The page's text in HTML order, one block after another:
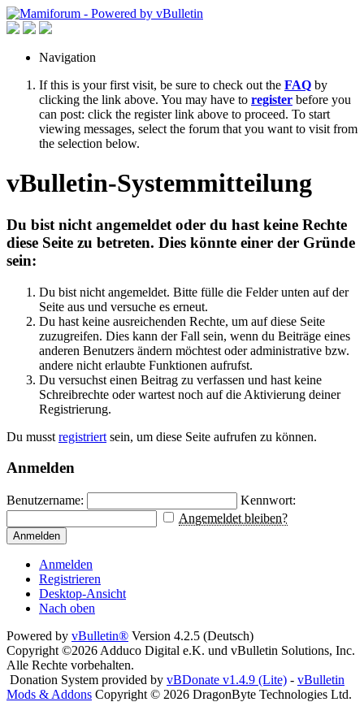
Navigation
If this is your first visit, be sure to check out the FAQ by
clicking the link above. You may have to register before you
can post: click the register link above to proceed. To start
viewing messages, select the forum that you want to visit from
the selection below.
vBulletin-Systemmitteilung
Du bist nicht angemeldet oder du hast keine Rechte
diese Seite zu betreten. Dies könnte einer der Gründe
sein:
Du bist nicht angemeldet. Bitte fülle die Felder unten auf der
Seite aus und versuche es erneut.
Du hast keine ausreichenden Rechte, um auf diese Seite
zuzugreifen. Dies kann der Fall sein, wenn du Beiträge eines
anderen Benutzers ändern möchtest oder administrative bzw.
andere nicht erlaubte Funktionen aufrufst.
Du versuchst einen Beitrag zu verfassen und hast keine
Schreibrechte oder wartest noch auf die Aktivierung deiner
Registrierung.
Du musst registriert sein, um diese Seite aufrufen zu können.
Anmelden
Benutzername:
Kennwort:
Angemeldet bleiben?
Anmelden
Anmelden
Registrieren
Desktop-Ansicht
Nach oben
Powered by vBulletin® Version 4.2.5 (Deutsch)
Copyright ©2026 Adduco Digital e.K. und vBulletin Solutions, Inc.
Alle Rechte vorbehalten.
Donation System provided by vBDonate v1.4.9 (Lite) - vBulletin
Mods & Addons Copyright © 2026 DragonByte Technologies Ltd.